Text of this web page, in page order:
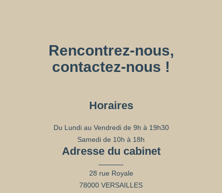
Rencontrez-nous,
contactez-nous !
Horaires
Du Lundi au Vendredi de 9h à 19h30
Samedi de 10h à 18h
Adresse du cabinet
28 rue Royale
78000 VERSAILLES